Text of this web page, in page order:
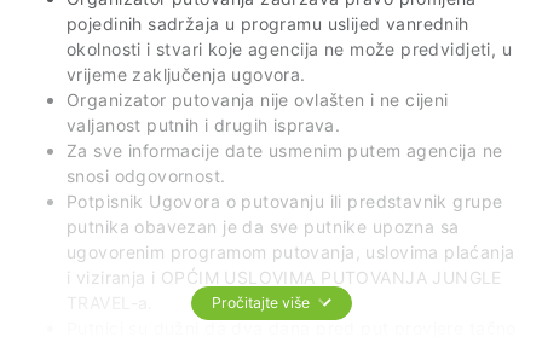
pojedinih sadržaja u programu uslijed vanrednih
okolnosti i stvari koje agencija ne može predvidjeti, u
vrijeme zaključenja ugovora.
Organizator putovanja nije ovlašten i ne cijeni
valjanost putnih i drugih isprava.
Za sve informacije date usmenim putem agencija ne
snosi odgovornost.
Potpisnik Ugovora o putovanju ili predstavnik grupe
putnika obavezan je da sve putnike upozna sa
ugovorenim programom putovanja, uslovima plaćanja
i viziranja i OPĆIM USLOVIMA PUTOVANJA JUNGLE
Pročitajte više